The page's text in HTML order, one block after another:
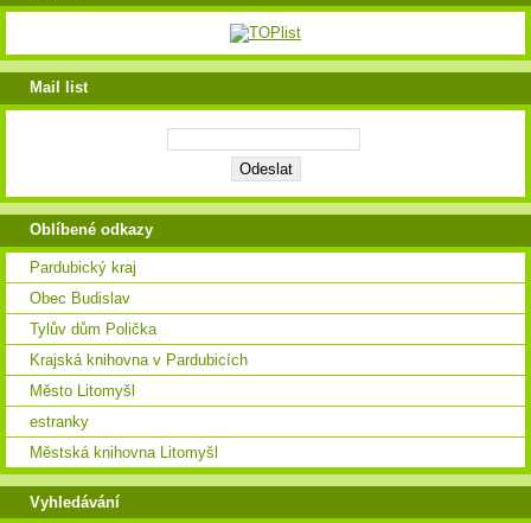
Mail list
Oblíbené odkazy
Pardubický kraj
Obec Budislav
Tylův dům Polička
Krajská knihovna v Pardubicích
Město Litomyšl
estranky
Městská knihovna Litomyšl
Vyhledávání